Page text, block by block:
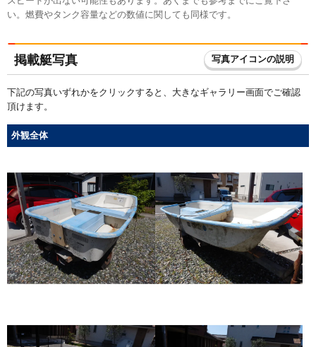
い。燃費やタンク容量などの数値に関しても同様です。
掲載艇写真 写真アイコンの説明
下記の写真いずれかをクリックすると、大きなギャラリー画面でご確認
頂けます。
外観全体